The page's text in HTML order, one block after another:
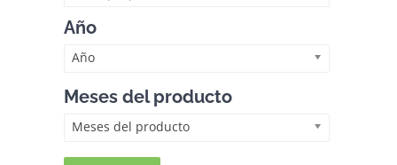
Año
Año
Meses del producto
Meses del producto